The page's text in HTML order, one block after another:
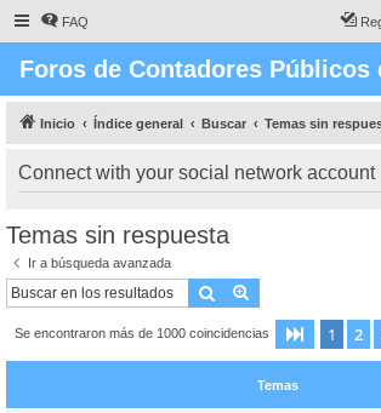
FAQ
Foros de Contadores Públicos
Inicio Índice general Buscar Temas sin
Connect with your social network account
Temas sin respuesta
Ir a búsqueda avanzada
Buscar
Se encontraron más de 1000 coincidencias Página
1 2
Temas